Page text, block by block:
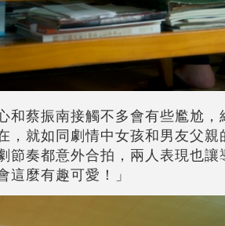
和蔡振南接觸不多會有些尷尬
，就如同劇情中女孩和男友父
節奏都意外合拍，兩人表現也
麼有趣可愛！」